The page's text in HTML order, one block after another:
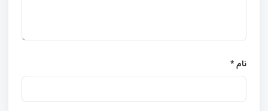
نام*